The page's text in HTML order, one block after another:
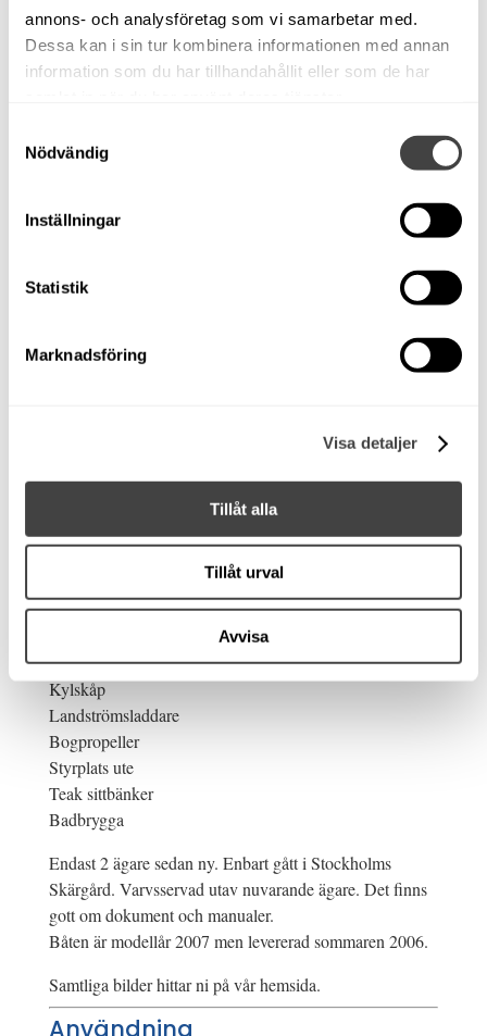
annons- och analysföretag som vi samarbetar med.
Dessa kan i sin tur kombinera informationen med annan
information som du har tillhandahållit eller som de har
Nödvändig
Inställningar
Statistik
Marknadsföring
Visa detaljer
Tillåt alla
Tillåt urval
Avvisa
Endast mellan 5-28 september gäller detta höstpris.
Ordinarie pris på denna båt: 549 000 nu 479 000 Sek!
57145120 eller mejla vid intresse.
Bogpropeller!
goda sjöegenskaper. Stort akterdäck för fiske och
Bogpropeller för enkel hantering i hamn. Vridstark
Diskho
Raymarine C80 med ekolod
Toalett
Kylskåp
Landströmsladdare
Bogpropeller
Styrplats ute
Teak sittbänker
Badbrygga
Endast 2 ägare sedan ny. Enbart gått i Stockholms
Skärgård. Varvsservad utav nuvarande ägare. Det finns
gott om dokument och manualer.
Båten är modellår 2007 men levererad sommaren 2006.
Samtliga bilder hittar ni på vår hemsida.
Användning